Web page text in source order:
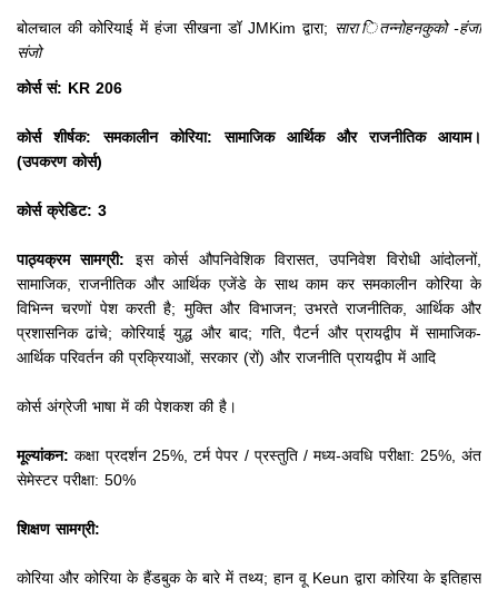
बोलचाल की कोरियाई में हंजा सीखना डॉ JMKim द्वारा; सारा ितन्नोहनकुको -हंजा
संजो
कोर्स सं: KR 206
कोर्स शीर्षक: समकालीन कोरिया: सामाजिक आर्थिक और राजनीतिक आयाम।
(उपकरण कोर्स)
कोर्स क्रेडिट: 3
पाठ्यक्रम सामग्री: इस कोर्स औपनिवेशिक विरासत, उपनिवेश विरोधी आंदोलनों,
सामाजिक, राजनीतिक और आर्थिक एजेंडे के साथ काम कर समकालीन कोरिया के
विभिन्न चरणों पेश करती है; मुक्ति और विभाजन; उभरते राजनीतिक, आर्थिक और
प्रशासनिक ढांचे; कोरियाई युद्ध और बाद; गति, पैटर्न और प्रायद्वीप में सामाजिक-
आर्थिक परिवर्तन की प्रक्रियाओं, सरकार (रों) और राजनीति प्रायद्वीप में आदि
कोर्स अंग्रेजी भाषा में की पेशकश की है।
मूल्यांकन: कक्षा प्रदर्शन 25%, टर्म पेपर / प्रस्तुति / मध्य-अवधि परीक्षा: 25%, अंत
सेमेस्टर परीक्षा: 50%
शिक्षण सामग्री:
कोरिया और कोरिया के हैंडबुक के बारे में तथ्य; हान वू Keun द्वारा कोरिया के इतिहास